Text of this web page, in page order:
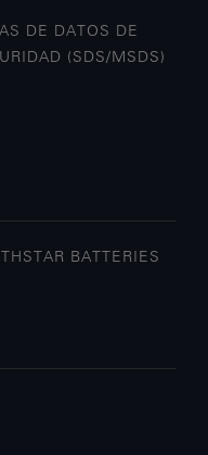
DE DATOS DE
(SDS/MSDS)
BATTERIES